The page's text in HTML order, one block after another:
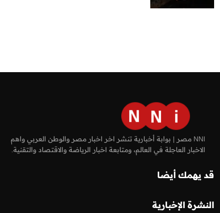
NNI مصر | بوابة أخبارية تنشر اخر اخبار مصر والوطن العربي واهم
الاخبار العاجلة في العالم، ومتابعة اخبار الرياضة والاقتصاد والتقنية.
قد يهمك أيضا
النشرة الإخبارية